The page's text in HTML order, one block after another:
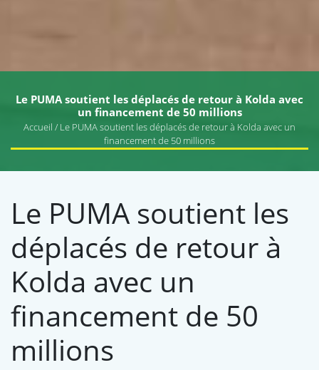
Le PUMA soutient les déplacés de retour à Kolda avec
un financement de 50 millions
Accueil / Le PUMA soutient les déplacés de retour à Kolda avec un
financement de 50 millions
Le PUMA soutient les
déplacés de retour à
Kolda avec un
financement de 50
millions